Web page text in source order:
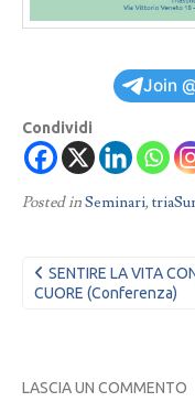
Join
Condividi
Posted inSeminari,
Navigazione
articoli
SENTIRE LA VITA
CUORE (conferenza)
LASCIA UN COMMENTO